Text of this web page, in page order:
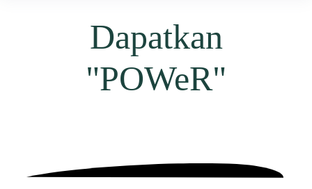
Dapatkan
"POWeR"